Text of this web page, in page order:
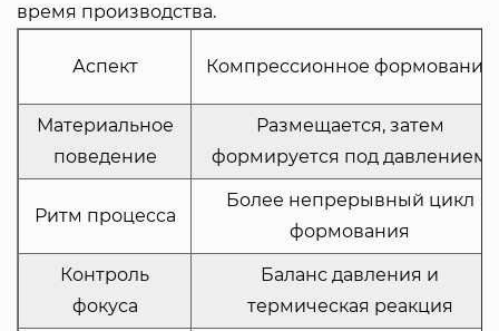
время производства.
Аспект Компрессионное формование
Материальное
поведение
Размещается, затем
формируется под давлением
Ритм процесса
Более непрерывный цикл
формования
Контроль
фокуса
Баланс давления и
термическая реакция